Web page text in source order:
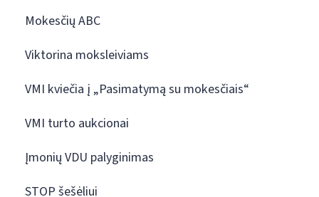
Mokesčių ABC
Viktorina moksleiviams
VMI kviečia į „Pasimatymą su mokesčiais“
VMI turto aukcionai
Įmonių VDU palyginimas
STOP šešėliui